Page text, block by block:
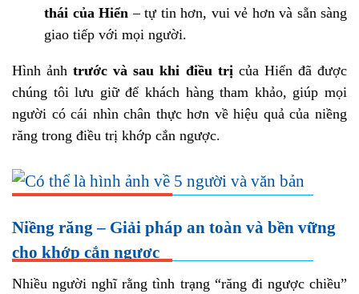
thái của Hiển – tự tin hơn, vui vẻ hơn và sẵn sàng
giao tiếp với mọi người.
Hình ảnhtrước và sau khi điều trịcủa Hiển đã được
chúng tôi lưu giữ để khách hàng tham khảo, giúp mọi
người có cái nhìn chân thực hơn về hiệu quả của niềng
răng trong điều trị khớp cắn ngược.
Niềng răng – Giải pháp an toàn và bền vững
cho khớp cắn ngược
Nhiều người nghĩ rằng tình trạng “răng đi ngược chiều”